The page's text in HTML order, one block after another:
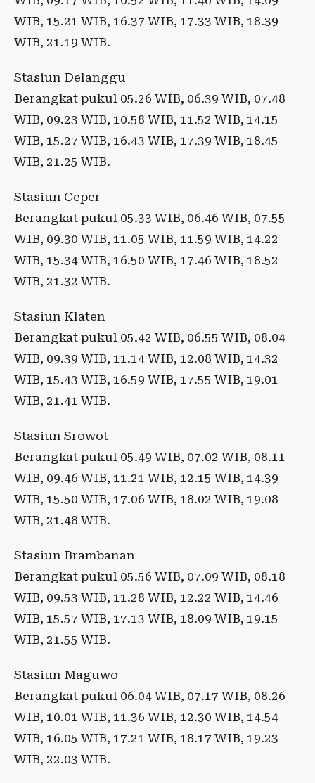
WIB, 15.21 WIB, 16.37 WIB, 17.33 WIB, 18.39
WIB, 21.19 WIB.
Stasiun Delanggu
Berangkat pukul 05.26 WIB, 06.39 WIB, 07.48
WIB, 09.23 WIB, 10.58 WIB, 11.52 WIB, 14.15
WIB, 15.27 WIB, 16.43 WIB, 17.39 WIB, 18.45
WIB, 21.25 WIB.
Stasiun Ceper
Berangkat pukul 05.33 WIB, 06.46 WIB, 07.55
WIB, 09.30 WIB, 11.05 WIB, 11.59 WIB, 14.22
WIB, 15.34 WIB, 16.50 WIB, 17.46 WIB, 18.52
WIB, 21.32 WIB.
Stasiun Klaten
Berangkat pukul 05.42 WIB, 06.55 WIB, 08.04
WIB, 09.39 WIB, 11.14 WIB, 12.08 WIB, 14.32
WIB, 15.43 WIB, 16.59 WIB, 17.55 WIB, 19.01
WIB, 21.41 WIB.
Stasiun Srowot
Berangkat pukul 05.49 WIB, 07.02 WIB, 08.11
WIB, 09.46 WIB, 11.21 WIB, 12.15 WIB, 14.39
WIB, 15.50 WIB, 17.06 WIB, 18.02 WIB, 19.08
WIB, 21.48 WIB.
Stasiun Brambanan
Berangkat pukul 05.56 WIB, 07.09 WIB, 08.18
WIB, 09.53 WIB, 11.28 WIB, 12.22 WIB, 14.46
WIB, 15.57 WIB, 17.13 WIB, 18.09 WIB, 19.15
WIB, 21.55 WIB.
Stasiun Maguwo
Berangkat pukul 06.04 WIB, 07.17 WIB, 08.26
WIB, 10.01 WIB, 11.36 WIB, 12.30 WIB, 14.54
WIB, 16.05 WIB, 17.21 WIB, 18.17 WIB, 19.23
WIB, 22.03 WIB.